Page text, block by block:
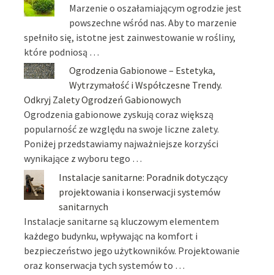
Marzenie o oszałamiającym ogrodzie jest
powszechne wśród nas. Aby to marzenie
spełniło się, istotne jest zainwestowanie w rośliny,
które podniosą …
Ogrodzenia Gabionowe – Estetyka,
Wytrzymałość i Współczesne Trendy.
Odkryj Zalety Ogrodzeń Gabionowych
Ogrodzenia gabionowe zyskują coraz większą
popularność ze względu na swoje liczne zalety.
Poniżej przedstawiamy najważniejsze korzyści
wynikające z wyboru tego …
Instalacje sanitarne: Poradnik dotyczący
projektowania i konserwacji systemów
sanitarnych
Instalacje sanitarne są kluczowym elementem
każdego budynku, wpływając na komfort i
bezpieczeństwo jego użytkowników. Projektowanie
oraz konserwacja tych systemów to …